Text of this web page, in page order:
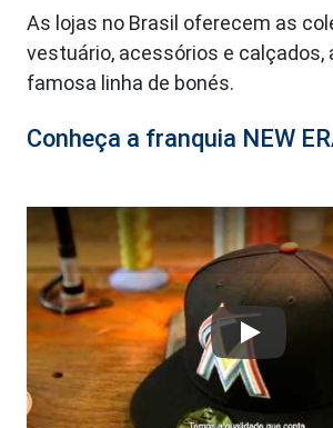
As lojas no Brasil oferecem as
vestuário, acessórios e calçados,
famosa linha de bonés.
Conheça a franquia NEW
Play